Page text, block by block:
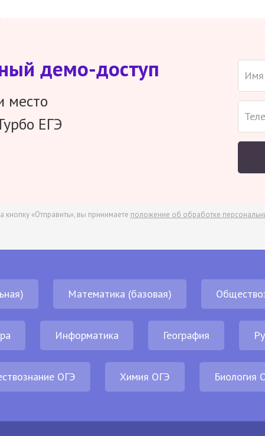
демо-доступ
место
ЕГЭ
кнопку «Отправить», вы принимаете положение об обработке
Математика (базовая)
Информатика География
ОГЭ Химия ОГЭ Биология